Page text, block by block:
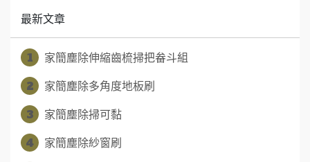
最新文章
1
家簡塵除伸縮齒梳掃把畚斗組
2
家簡塵除多角度地板刷
3
家簡塵除掃可黏
4
家簡塵除紗窗刷